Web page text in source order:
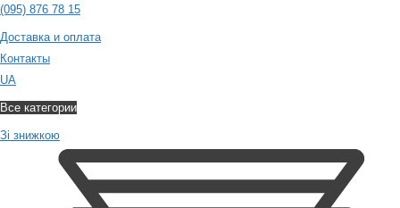
(095) 876 78 15
Доставка и оплата
Контакты
UA
Все категории
Зі знижкою